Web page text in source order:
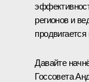
регионов и
Давайте
Госсовета